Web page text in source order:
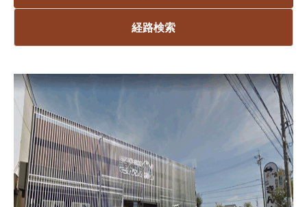
経路検索